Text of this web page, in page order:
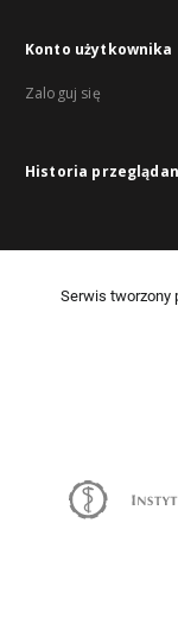
Konto użytkownika
Zaloguj się
Historia
Serwis tworzony